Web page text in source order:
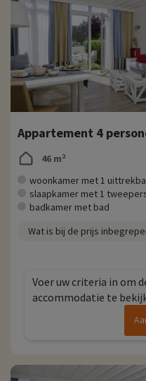
Appartement 4
46 m²
woonkamer met 1
slaapkamer met 1
badkamer met bad
Wat is bij de prijs
Voer uw criteria in om
accommodatie te